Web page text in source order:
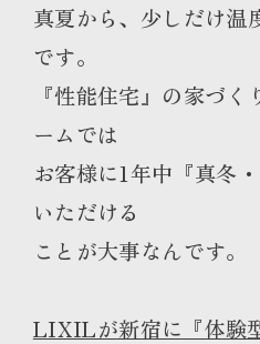
真夏から、少しだけ温
です。
『性能住宅』の家づ
ームでは
お客様に1年中『真冬
いただける
ことが大事なんです。
LIXILが新宿に『体験